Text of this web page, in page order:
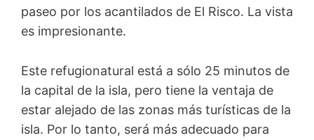
paseo por los acantilados de El Risco. La vista
es impresionante.
Este refugionatural está a sólo 25 minutos de
la capital de la isla, pero tiene la ventaja de
estar alejado de las zonas más turísticas de la
isla. Por lo tanto, será más adecuado para